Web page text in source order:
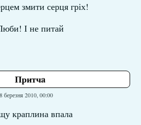
змити серця гріх!
І не питай
Притчa
березня 2010, 00:00
краплина впала